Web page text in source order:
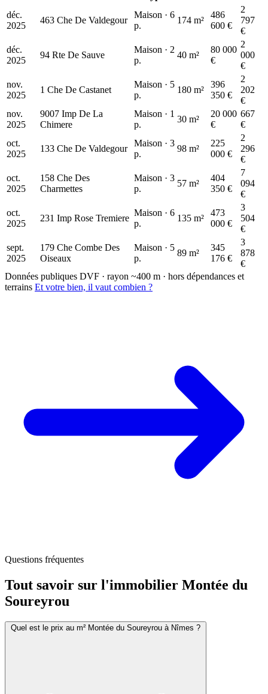
déc.
2025
463 Che De Valdegour
Maison · 6
p.
174 m²
486
600 €
2
797
€
déc.
2025
94 Rte De Sauve
Maison · 2
p.
40 m²
80 000
€
2
000
€
nov.
2025
1 Che De Castanet
Maison · 5
p.
180 m²
396
350 €
2
202
€
nov.
2025
9007 Imp De La
Chimere
Maison · 1
p.
30 m²
20 000
€
667
€
oct.
2025
133 Che De Valdegour
Maison · 3
p.
98 m²
225
000 €
2
296
€
oct.
2025
158 Che Des
Charmettes
Maison · 3
p.
57 m²
404
350 €
7
094
€
oct.
2025
231 Imp Rose Tremiere
Maison · 6
p.
135 m²
473
000 €
3
504
€
sept.
2025
179 Che Combe Des
Oiseaux
Maison · 5
p.
89 m²
345
176 €
3
878
€
Données publiques DVF · rayon ~400 m · hors dépendances et
terrains Et votre bien, il vaut combien ?
Questions fréquentes
Tout savoir sur l'immobilier Montée du
Soureyrou
Quel est le prix au m² Montée du Soureyrou à Nîmes ?